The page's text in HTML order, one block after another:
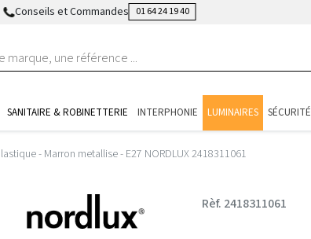
Conseils et Commandes 01 64 24 19 40
SANITAIRE & ROBINETTERIE INTERPHONIE LUMINAIRES SÉCURITÉ
- Marron metallise - E27 NORDLUX 2418311061
Rèf. 2418311061